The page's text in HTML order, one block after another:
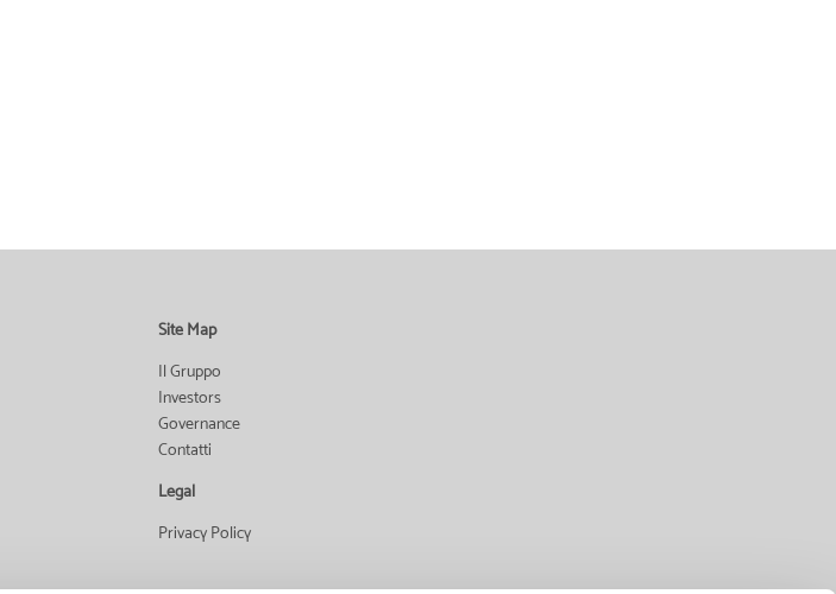
Site Map
Il Gruppo
Investors
Governance
Contatti
Legal
Privacy Policy